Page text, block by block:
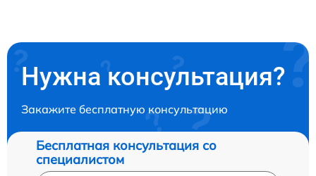
Нужна консультация?
Закажите бесплатную консультацию
Бесплатная консультация со
специалистом